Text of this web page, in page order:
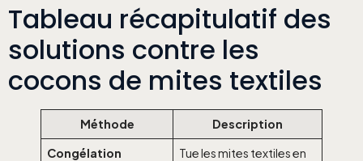
Tableau récapitulatif des
solutions contre les
cocons de mites textiles
Méthode
Description
Congélation
Tue les mites textiles en